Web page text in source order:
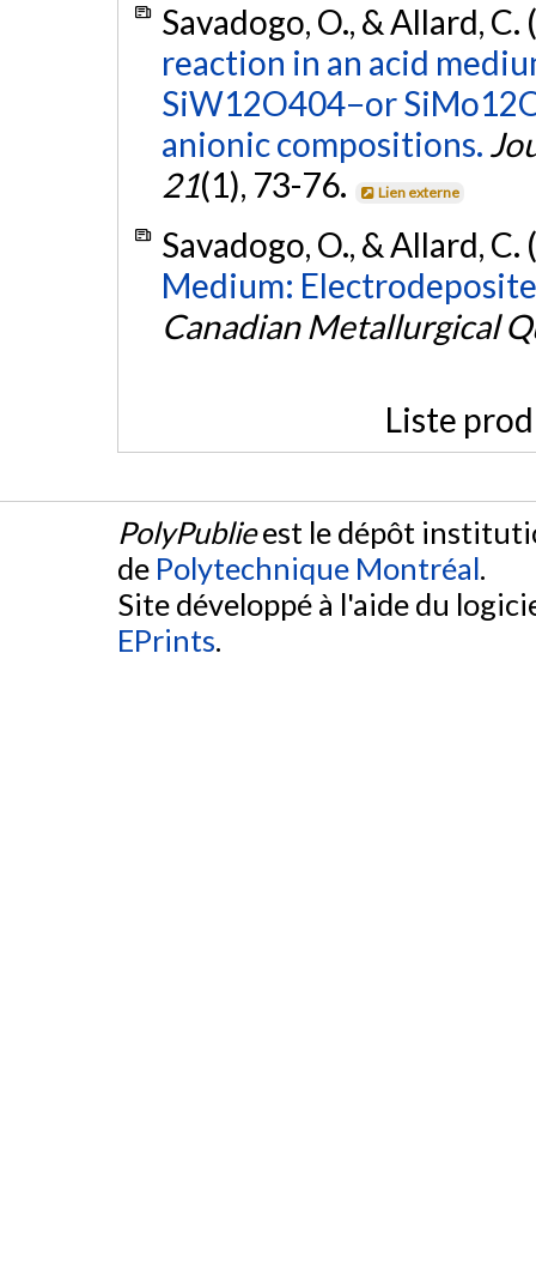
Savadogo, O., & Allard,
reaction in an acid
SiW12O404−or
anionic compositions.
21(1), 73-76. Lien externe
Savadogo, O., & Allard,
Medium:
Canadian Metallurgical
Liste
PolyPublieest le dépôt
de Polytechnique Montréal.
Site développé à l'aide du
EPrints.